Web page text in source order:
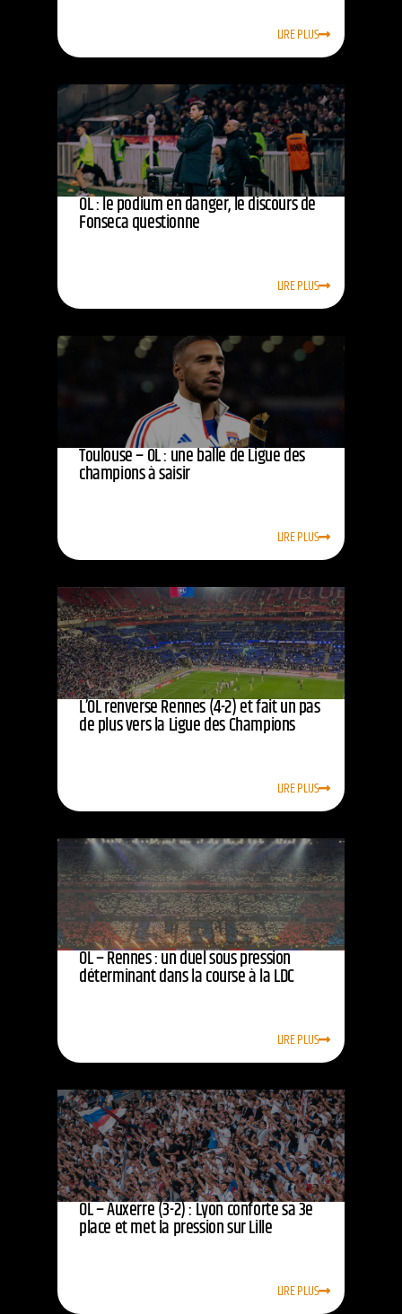
LIRE PLUS
OL : le podium en danger, le discours de
Fonseca questionne
LIRE PLUS
Toulouse – OL : une balle de Ligue des
champions à saisir
LIRE PLUS
L’OL renverse Rennes (4-2) et fait un pas
de plus vers la Ligue des Champions
LIRE PLUS
OL – Rennes : un duel sous pression
déterminant dans la course à la LDC
LIRE PLUS
OL – Auxerre (3-2) : Lyon conforte sa 3e
place et met la pression sur Lille
LIRE PLUS